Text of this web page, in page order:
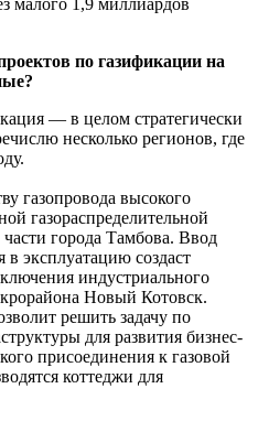
по газификации на
— в целом стратегически
несколько регионов, где
газопровода высокого
газораспределительной
города Тамбова. Ввод
в эксплуатацию создаст
индустриального
Новый Котовск.
решить задачу по
для развития бизнес-
присоединения к газовой
коттеджи для